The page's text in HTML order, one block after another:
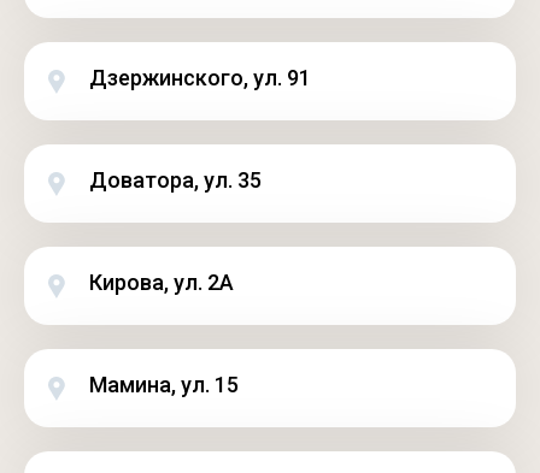
Дзержинского, ул. 91
Доватора, ул. 35
Кирова, ул. 2А
Мамина, ул. 15